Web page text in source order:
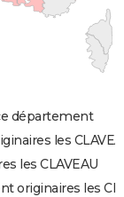
département
les
les CLAVEAU
originaires les